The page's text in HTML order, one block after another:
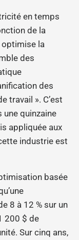
en temps
de la
la
des
des
travail ». C’est
quinzaine
appliquée aux
industrie est
basée
8 à 12 % sur un
200 $ de
Sur cinq ans,